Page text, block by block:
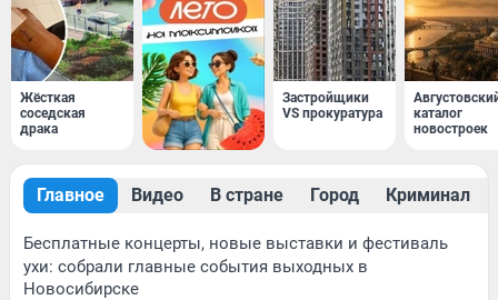
Жёсткая
соседская
драка
Застройщики
VS прокуратура
каталог
новостроек
Главное Видео В стране Город Криминал
Бесплатные концерты, новые выставки и фестиваль
ухи: собрали главные события выходных в
Новосибирске